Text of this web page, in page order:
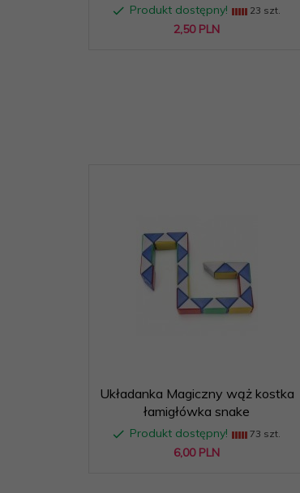
Produkt dostępny! 23 szt.
2,50 PLN
Układanka Magiczny wąż kostka
łamigłówka snake
Produkt dostępny! 73 szt.
6,00 PLN